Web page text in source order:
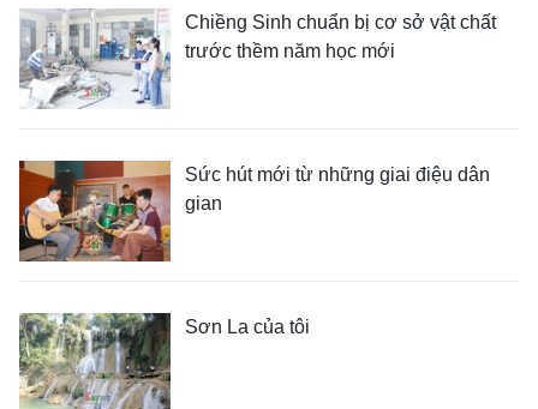
Chiềng Sinh chuẩn bị cơ sở vật chất
trước thềm năm học mới
Sức hút mới từ những giai điệu dân
gian
Sơn La của tôi